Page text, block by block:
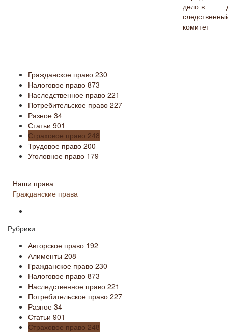
Гражданское право 230
Налоговое право 873
Наследственное право 221
Потребительское право 227
Разное 34
Статьи 901
Страховое право 248
Трудовое право 200
Уголовное право 179
Наши права
Гражданские права
Рубрики
Авторское право 192
Алименты 208
Гражданское право 230
Налоговое право 873
Наследственное право 221
Потребительское право 227
Разное 34
Статьи 901
Страховое право 248